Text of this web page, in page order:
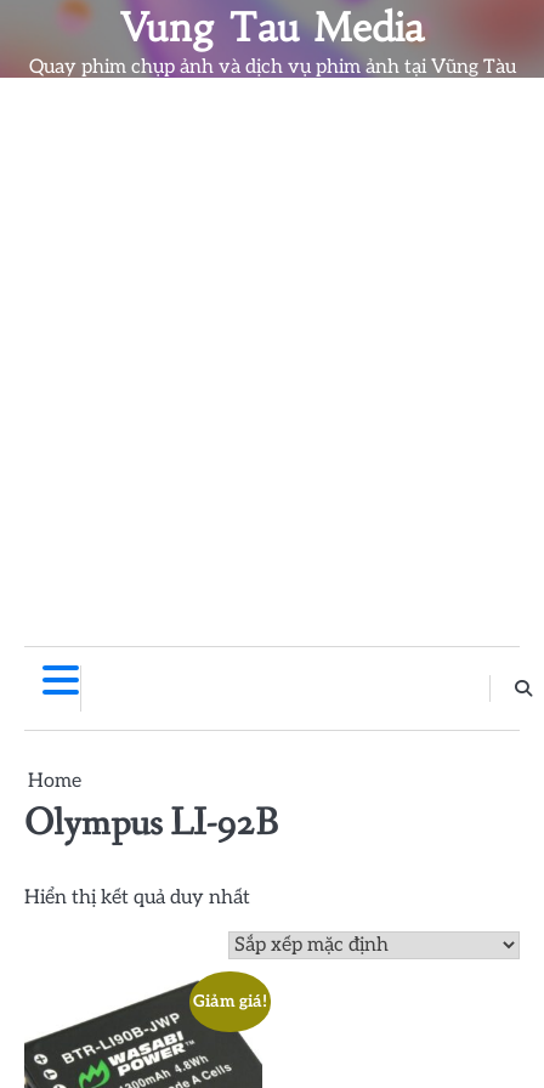
content
Vung Tau Media
Quay phim chụp ảnh và dịch vụ phim ảnh tại Vũng Tàu
Home
Olympus LI-92B
Hiển thị kết quả duy nhất
Giảm giá!